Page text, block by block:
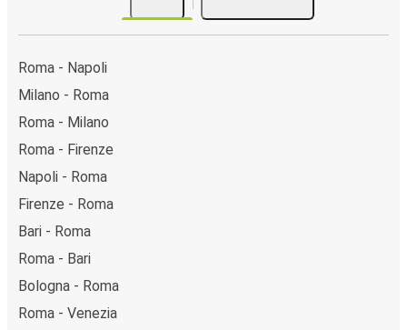
Roma - Napoli
Milano - Roma
Roma - Milano
Roma - Firenze
Napoli - Roma
Firenze - Roma
Bari - Roma
Roma - Bari
Bologna - Roma
Roma - Venezia